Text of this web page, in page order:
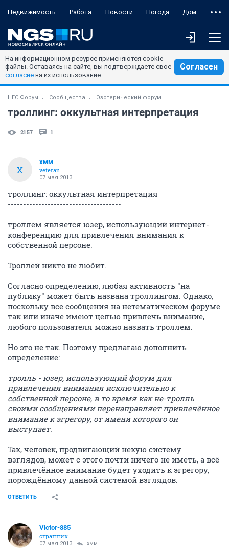
Недвижимость Работа Новости Погода Дом
На информационном ресурсе применяются cookie-
файлы. Оставаясь на сайте, вы подтверждаете свое
согласие на их использование.
Согласен
НГС.Форум Сообщества Эзотерический форум
троллинг: оккультная интерпретация
2157 1
Х
хмм
veteran
07 мая 2013
троллинг: оккультная интерпретация
-------------------------------------
троллем является юзер, использующий интернет-
конференцию для привлечения внимания к
собственной персоне.
Троллей никто не любит.
Согласно определению, любая активность "на
публику" может быть названа троллингом. Однако,
поскольку все сообщения на нетематическом форуме
так или иначе имеют целью привлечь внимание,
любого пользователя можно назвать троллем.
Но это не так. Поэтому предлагаю дополнить
определение:
тролль - юзер, использующий форум для
привлечения внимания исключительно к
собственной персоне, в то время как не-тролль
своими сообщениями перенаправляет привлечённое
внимание к эгрегору, от имени которого он
выступает.
Так, человек, продвигающий некую систему
взглядов, может с этого почти ничего не иметь, а всё
привлечённое внимание будет уходить к эгрегору,
порождённому данной системой взглядов.
ОТВЕТИТЬ
Victor-885
странник
07 мая 2013 хмм